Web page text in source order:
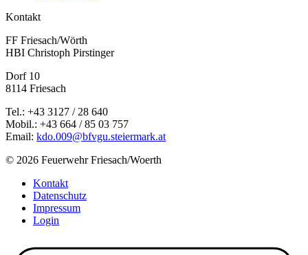
Kontakt
FF Friesach/Wörth
HBI Christoph Pirstinger
Dorf 10
8114 Friesach
Tel.: +43 3127 / 28 640
Mobil.: +43 664 / 85 03 757
Email: kdo.009@bfvgu.steiermark.at
© 2026 Feuerwehr Friesach/Woerth
Kontakt
Datenschutz
Impressum
Login